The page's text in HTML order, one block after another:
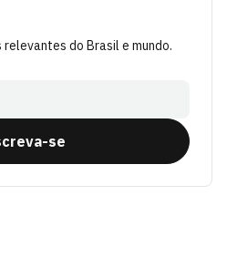
do Brasil e mundo.
se